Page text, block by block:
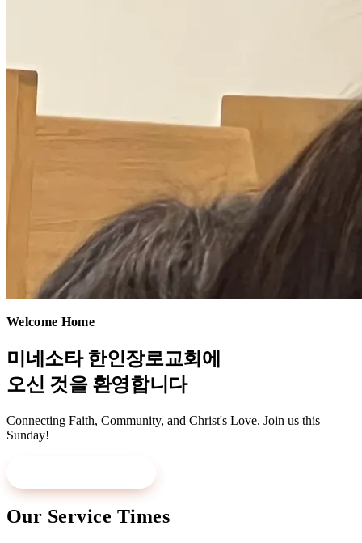
Welcome Home
미네소타 한인장로교회에
오신 것을 환영합니다
Connecting Faith, Community, and Christ's Love. Join us this
Sunday!
Our Service Times